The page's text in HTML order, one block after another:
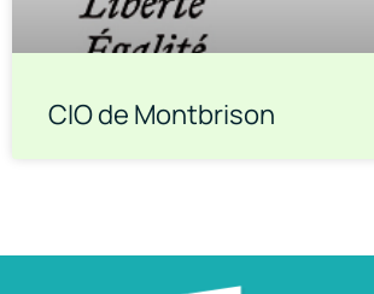
CIO de Montbrison